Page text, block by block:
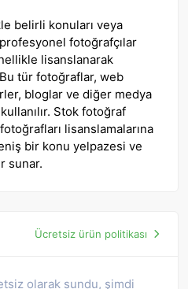
belirli konuları veya
fotoğrafçılar
lisanslanarak
tür fotoğraflar, web
bloglar ve diğer medya
Stok fotoğraf
lisanslamalarına
bir konu yelpazesi ve
sunar.
Ücretsiz ürün politikası
olarak sundu, şimdi